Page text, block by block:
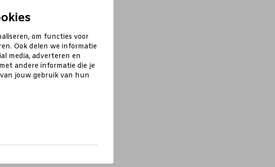
om functies voor
Ook delen we informatie
media, adverteren en
andere informatie die je
jouw gebruik van hun